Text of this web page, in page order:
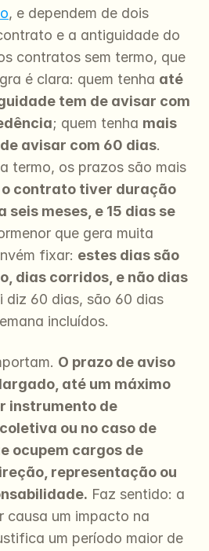
, e dependem de dois
e a antiguidade do
contratos sem termo, que
é clara: quem tenha até
tem de avisar com
; quem tenha mais
avisar com 60 dias.
termo, os prazos são mais
o contrato tiver duração
seis meses, e 15 dias se
que gera muita
fixar: estes dias são
dias corridos, e não dias
diz 60 dias, são 60 dias
incluídos.
O prazo de aviso
até um máximo
instrumento de
ou no caso de
ocupem cargos de
representação ou
Faz sentido: a
causa um impacto na
um período maior de